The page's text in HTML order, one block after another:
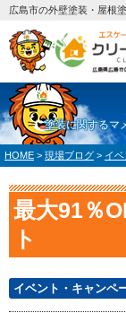
広島市の外壁塗装・屋根
塗装に関するマ
HOME > 現場ブログ > イ
最大91％
ト
イベント・キャンペ